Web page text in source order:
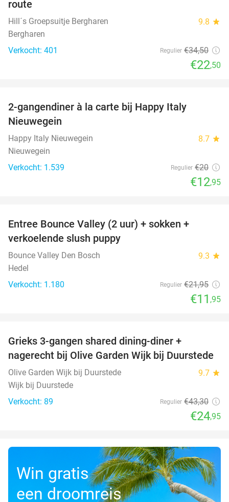
route
Hill´s Groepsuitje Bergharen 9.8 star
Bergharen
Verkocht: 401
Regulier €34,50
€22,50
2-gangendiner à la carte bij Happy Italy
Nieuwegein
Happy Italy Nieuwegein 8.7 star
Nieuwegein
Verkocht: 1.539
Regulier €20
€12,95
Entree Bounce Valley (2 uur) + sokken +
verkoelende slush puppy
Bounce Valley Den Bosch 9.3 star
Hedel
Verkocht: 1.180
Regulier €21,95
€11 ,95
Grieks 3-gangen shared dining-diner +
nagerecht bij Olive Garden Wijk bij Duurstede
Olive Garden Wijk bij Duurstede 9.7 star
Wijk bij Duurstede
Verkocht: 89
Regulier €43,30
€24,95
Win gratis
een droomreis